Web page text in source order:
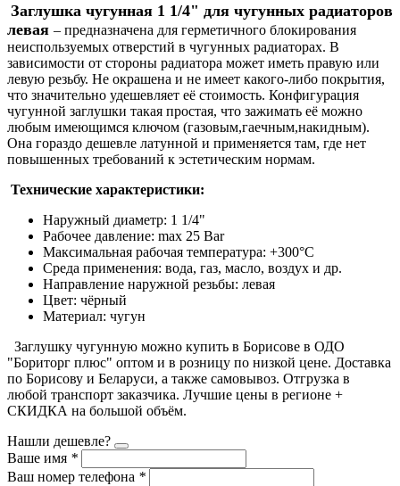
Заглушка чугунная 1 1/4" для чугунных радиаторов
левая – предназначена для герметичного блокирования
неиспользуемых отверстий в чугунных радиаторах. В
зависимости от стороны радиатора может иметь правую или
левую резьбу. Не окрашена и не имеет какого-либо покрытия,
что значительно удешевляет её стоимость. Конфигурация
чугунной заглушки такая простая, что зажимать её можно
любым имеющимся ключом (газовым,гаечным,накидным).
Она гораздо дешевле латунной и применяется там, где нет
повышенных требований к эстетическим нормам.
Технические характеристики:
Наружный диаметр: 1 1/4"
Рабочее давление: max 25 Bar
Максимальная рабочая температура: +300°C
Среда применения: вода, газ, масло, воздух и др.
Направление наружной резьбы: левая
Цвет: чёрный
Материал: чугун
Заглушку чугунную можно купить в Борисове в ОДО
"Бориторг плюс" оптом и в розницу по низкой цене. Доставка
по Борисову и Беларуси, а также самовывоз. Отгрузка в
любой транспорт заказчика. Лучшие цены в регионе +
СКИДКА на большой объём.
Нашли дешевле?
Ваше имя *
Ваш номер телефона *